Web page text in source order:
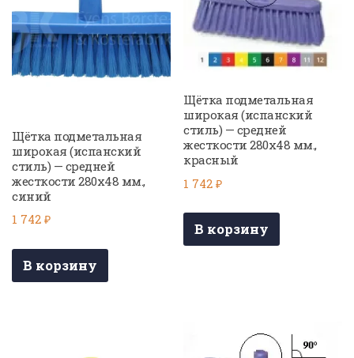
Щётка подметальная
широкая (испанский
стиль) — средней
жесткости 280х48 мм.,
синий
1 742 ₽
В корзину
Щётка подметальная
широкая (испанский
стиль) — средней
жесткости 280х48 мм.,
красный
1 742₽
В корзину